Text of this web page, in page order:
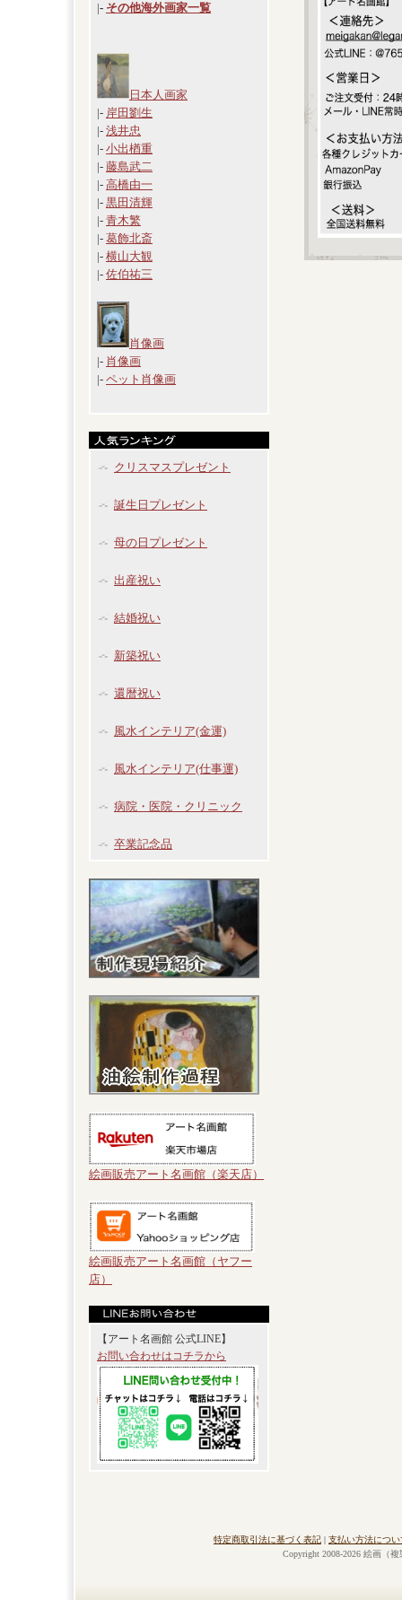
|- その他海外画家一覧
日本人画家
|- 岸田劉生
|- 浅井忠
|- 小出楢重
|- 藤島武二
|- 高橋由一
|- 黒田清輝
|- 青木繁
|- 葛飾北斎
|- 横山大観
|- 佐伯祐三
肖像画
|- 肖像画
|- ペット肖像画
クリスマスプレゼント
誕生日プレゼント
母の日プレゼント
出産祝い
結婚祝い
新築祝い
還暦祝い
風水インテリア(金運)
風水インテリア(仕事運)
病院・医院・クリニック
卒業記念品
絵画販売アート名画館（楽天店）
絵画販売アート名画館（ヤフー
店）
【アート名画館 公式LINE】
お問い合わせはコチラから
特定商取引法に基づく表記 | 支払い方法につい
Copyright 2008-2026 絵画（